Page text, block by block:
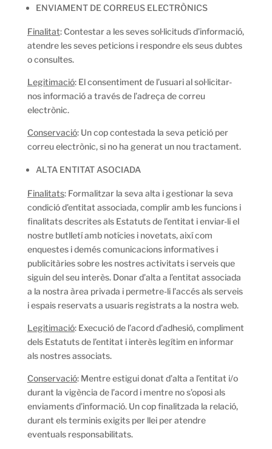
ENVIAMENT DE CORREUS ELECTRÒNICS
Finalitat: Contestar a les seves sol·licituds d’informació,
atendre les seves peticions i respondre els seus dubtes
o consultes.
Legitimació: El consentiment de l’usuari al sol·licitar-
nos informació a través de l’adreça de correu
electrònic.
Conservació: Un cop contestada la seva petició per
correu electrònic, si no ha generat un nou tractament.
ALTA ENTITAT ASOCIADA
Finalitats: Formalitzar la seva alta i gestionar la seva
condició d’entitat associada, complir amb les funcions i
finalitats descrites als Estatuts de l’entitat i enviar-li el
nostre butlletí amb notícies i novetats, així com
enquestes i demés comunicacions informatives i
publicitàries sobre les nostres activitats i serveis que
siguin del seu interès. Donar d’alta a l’entitat associada
a la nostra àrea privada i permetre-li l’accés als serveis
i espais reservats a usuaris registrats a la nostra web.
Legitimació: Execució de l’acord d’adhesió, compliment
dels Estatuts de l’entitat i interès legítim en informar
als nostres associats.
Conservació: Mentre estigui donat d’alta a l’entitat i/o
durant la vigència de l’acord i mentre no s’oposi als
enviaments d’informació. Un cop finalitzada la relació,
durant els terminis exigits per llei per atendre
eventuals responsabilitats.